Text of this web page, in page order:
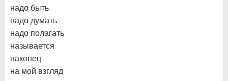
надо быть
надо думать
надо полагать
называется
наконец
на мой взгляд